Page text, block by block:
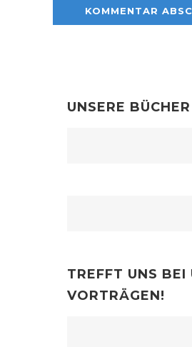
UNSERE BÜCHER
TREFFT UNS BEI
VORTRÄGEN!